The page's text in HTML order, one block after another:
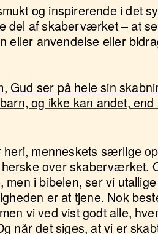
og inspirerende i det
del af skaberværket – at
eller anvendelse eller
Gud ser på hele sin
og ikke kan andet,
menneskets særlige
over skaberværket.
men i bibelen, ser vi
er at tjene. Nok
vi ved vist godt alle,
når det siges, at vi er